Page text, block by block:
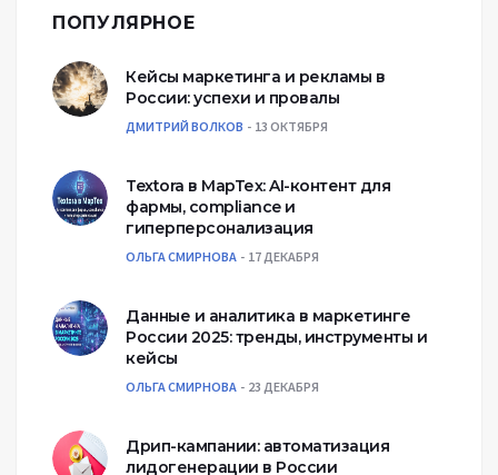
ПОПУЛЯРНОЕ
Кейсы маркетинга и рекламы в
России: успехи и провалы
ДМИТРИЙ ВОЛКОВ 13 ОКТЯБРЯ
Textora в МарТех: AI-контент для
фармы, compliance и
гиперперсонализация
ОЛЬГА СМИРНОВА 17 ДЕКАБРЯ
Данные и аналитика в маркетинге
России 2025: тренды, инструменты и
кейсы
ОЛЬГА СМИРНОВА 23 ДЕКАБРЯ
Дрип-кампании: автоматизация
лидогенерации в России